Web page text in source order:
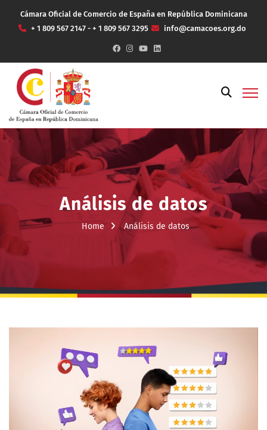
Cámara Oficial de Comercio de España en República Dominicana
+ 1 809 567 2147 - + 1 809 567 3295
info@camacoes.org.do
Análisis de datos
Home Análisis de datos